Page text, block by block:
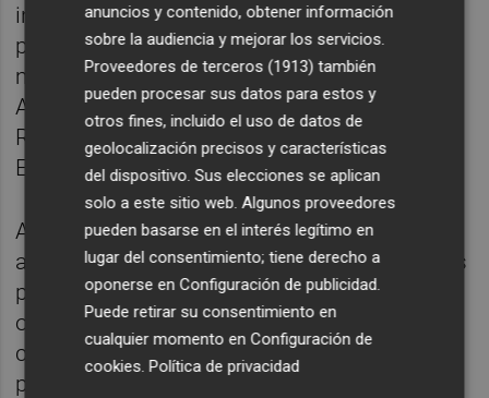
incluyen altos cargos políticos, como el
presidente del Gobierno, Pedro Sánchez, o la
ministra para la Transición Ecológica, Sara
Aagesen, y directivos de empresas como
Redeia -matriz de Red Eléctrica-, Iberdrola
España, Naturgy o Endesa.
Además de esta, el pleno del Congreso
aprobó el pasado 28 de mayo las solicitudes
presentadas, por un lado, por el PP, y por
otro, por el PSOE y Sumar, para crear sendas
comisiones sobre los mismos hechos. Está
por ver cómo evolucionan y qué calendario
anuncios y contenido, obtener información
sobre la audiencia y mejorar los servicios.
Proveedores de terceros (1913) también
pueden procesar sus datos para estos y
otros fines, incluido el uso de datos de
geolocalización precisos y características
del dispositivo. Sus elecciones se aplican
solo a este sitio web. Algunos proveedores
pueden basarse en el interés legítimo en
lugar del consentimiento; tiene derecho a
oponerse enConfiguración de publicidad
Puede retirar su consentimiento en
cualquier momento enConfiguración de
cookies .Política de privacidad